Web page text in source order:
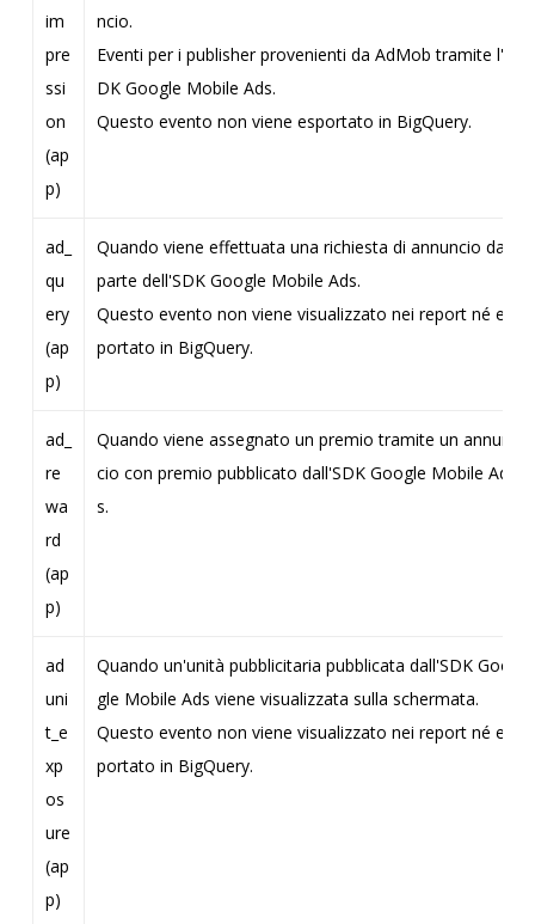
im
pre
ssi
on
(ap
p)
ncio.
Eventi per i publisher provenienti da AdMob tramite l'S
DK Google Mobile Ads.
Questo evento non viene esportato in BigQuery.
ad_
qu
ery
(ap
p)
Quando viene effettuata una richiesta di annuncio da
parte dell'SDK Google Mobile Ads.
Questo evento non viene visualizzato nei report né es
portato in BigQuery.
ad_
re
wa
rd
(ap
p)
Quando viene assegnato un premio tramite un annun
cio con premio pubblicato dall'SDK Google Mobile Ad
s.
ad
uni
t_e
xp
os
ure
(ap
p)
Quando un'unità pubblicitaria pubblicata dall'SDK Goo
gle Mobile Ads viene visualizzata sulla schermata.
Questo evento non viene visualizzato nei report né es
portato in BigQuery.